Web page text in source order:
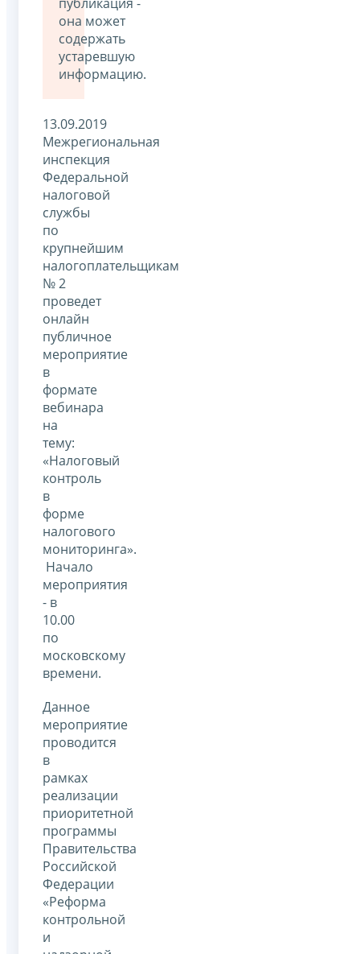
она может
содержать
устаревшую
информацию.
13.09.2019
Межрегиональная
инспекция
Федеральной
налоговой
службы
по
крупнейшим
налогоплательщикам
№ 2
проведет
онлайн
публичное
мероприятие
в
формате
вебинара
на
тему:
«Налоговый
контроль
в
форме
налогового
мониторинга».
Начало
мероприятия
- в
10.00
по
московскому
времени.
Данное
мероприятие
проводится
в
рамках
реализации
приоритетной
программы
Правительства
Российской
Федерации
«Реформа
контрольной
и